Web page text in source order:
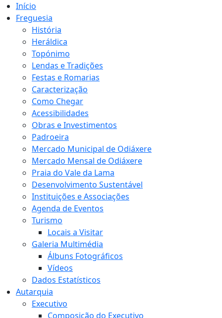
Início
Freguesia
História
Heráldica
Topónimo
Lendas e Tradições
Festas e Romarias
Caracterização
Como Chegar
Acessibilidades
Obras e Investimentos
Padroeira
Mercado Municipal de Odiáxere
Mercado Mensal de Odiáxere
Praia do Vale da Lama
Desenvolvimento Sustentável
Instituições e Associações
Agenda de Eventos
Turismo
Locais a Visitar
Galeria Multimédia
Álbuns Fotográficos
Vídeos
Dados Estatísticos
Autarquia
Executivo
Composição do Executivo